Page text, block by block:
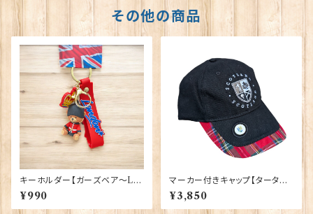
その他の商品
キーホルダー【ガーズベア〜LO
NDON〜】Elgate Products
90390
¥990
マーカー付きキャップ【タータン】
00198
¥3,850